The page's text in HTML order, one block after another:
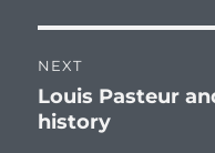
NEXT
Next
post:
Louis Pasteur
history